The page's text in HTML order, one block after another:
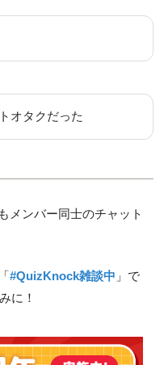
オタクだった
メンバー同士のチャット
#QuizKnock雑談中 」で
に！